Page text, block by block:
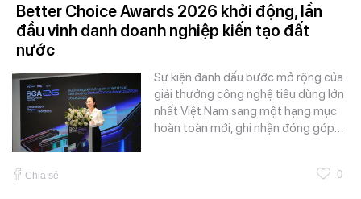
Better Choice Awards 2026 khởi động, lần
đầu vinh danh doanh nghiệp kiến tạo đất
nước
Sự kiện đánh dấu bước mở rộng của
giải thưởng công nghệ tiêu dùng lớn
nhất Việt Nam sang một hạng mục
hoàn toàn mới, ghi nhận đóng góp…
Chia sẻ 0